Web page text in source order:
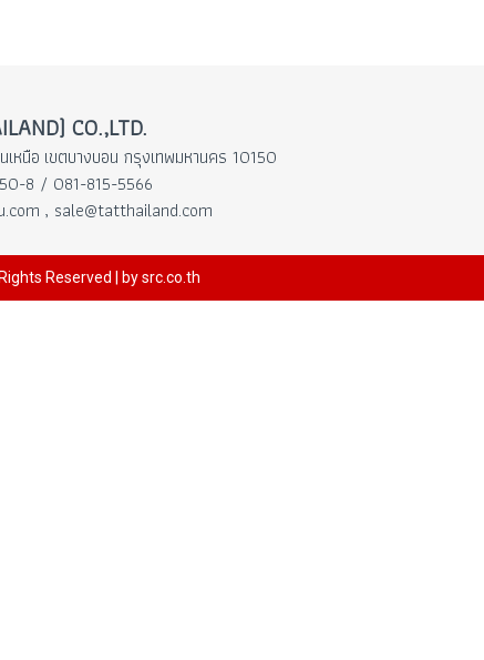
CO.,LTD.
หนือ เขตบางบอน กรุงเทพมหานคร 10150
8 / 081-815-5566
, sale@tatthailand.com
Reserved | by src.co.th